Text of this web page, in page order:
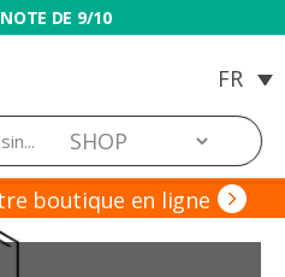
AUX MINEURS
boutique en ligne